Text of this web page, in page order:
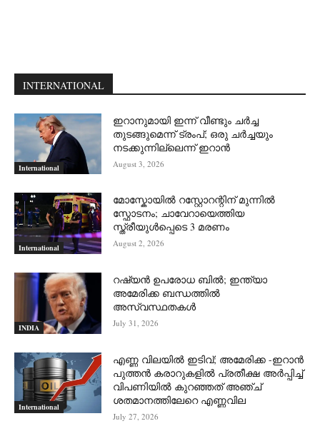
INTERNATIONAL
International
ഇറാനുമായി ഇന്ന് വീണ്ടും ചര്‍ച്ച
തുടങ്ങുമെന്ന് ട്രംപ്; ഒരു ചര്‍ച്ചയും
നടക്കുന്നില്ലെന്ന് ഇറാന്‍
August 3, 2026
International
മോസ്കോയിൽ റസ്റ്റോറന്റിന് മുന്നിൽ
സ്ഫോടനം; ചാവേറായെത്തിയ
സ്ത്രീയുൾപ്പെടെ 3 മരണം
August 2, 2026
INDIA
റഷ്യന്‍ ഉപരോധ ബില്‍; ഇന്ത്യാ
അമേരിക്ക ബന്ധത്തില്‍
അസ്വസ്ഥതകള്‍
July 31, 2026
International
എണ്ണ വിലയില്‍ ഇടിവ്; അമേരിക്ക -ഇറാന്‍
പുത്തന്‍ കരാറുകളില്‍ പ്രതീക്ഷ അര്‍പ്പിച്ച്
വിപണിയില്‍ കുറഞ്ഞത് അഞ്ച്
ശതമാനത്തിലേറെ എണ്ണവില
July 27, 2026